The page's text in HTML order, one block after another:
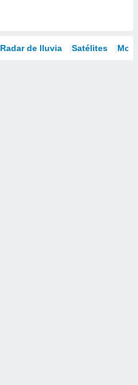
Radar de lluvia Satélites